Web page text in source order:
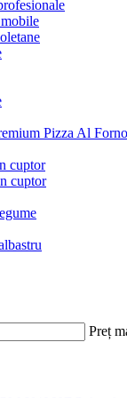
Pizza Al Forno
cuptor
cuptor
Preț